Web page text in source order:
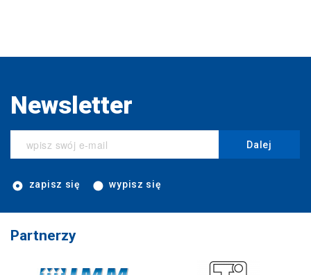
Newsletter
Dalej
zapisz się wypisz się
Partnerzy